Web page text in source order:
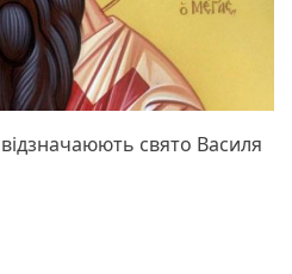
відзначаюють свято Василя